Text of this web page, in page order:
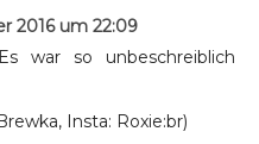
2016 um 22:09
war so unbeschreiblich
Insta: Roxie:br)